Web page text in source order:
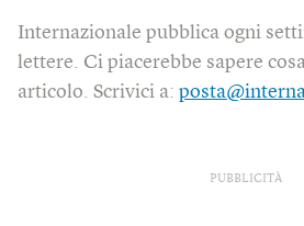
Internazionale pubblica ogni
lettere. Ci piacerebbe sapere
articolo. Scrivici a:
PUBBLICITÀ